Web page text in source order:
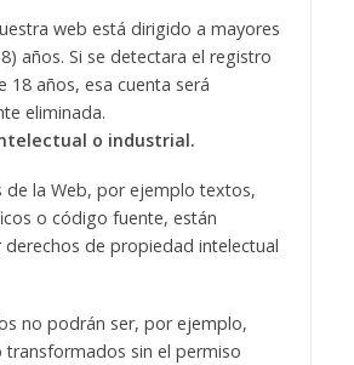
web está dirigido a mayores
años. Si se detectara el registro
18 años, esa cuenta será
eliminada.
o industrial.
de la Web, por ejemplo textos,
o código fuente, están
de propiedad intelectual
no podrán ser, por ejemplo,
sin el permiso